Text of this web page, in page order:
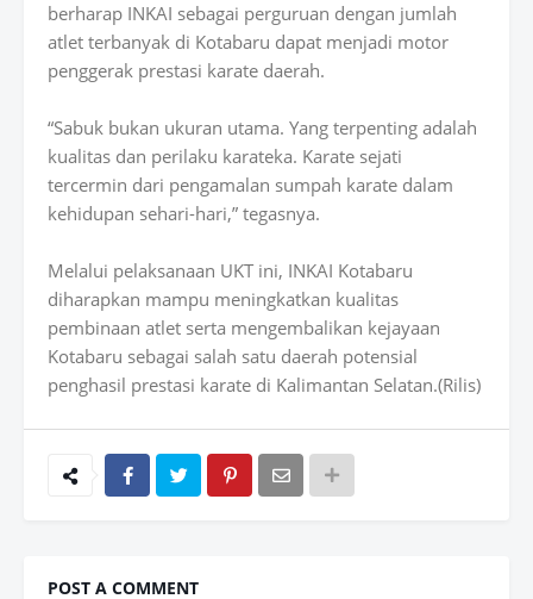
berharap INKAI sebagai perguruan dengan jumlah
atlet terbanyak di Kotabaru dapat menjadi motor
penggerak prestasi karate daerah.
“Sabuk bukan ukuran utama. Yang terpenting adalah
kualitas dan perilaku karateka. Karate sejati
tercermin dari pengamalan sumpah karate dalam
kehidupan sehari-hari,” tegasnya.
Melalui pelaksanaan UKT ini, INKAI Kotabaru
diharapkan mampu meningkatkan kualitas
pembinaan atlet serta mengembalikan kejayaan
Kotabaru sebagai salah satu daerah potensial
penghasil prestasi karate di Kalimantan Selatan.(Rilis)
POST A COMMENT